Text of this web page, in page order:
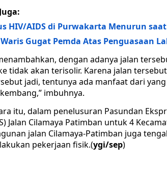
HIV/AIDS di Purwakarta Menurun
Gugat Pemda Atas Penguasaan
dengan adanya jalan
tidak akan terisolir. Karena jalan
jadi, tentunya ada manfaat dari
imbuhnya.
itu, dalam penelusuran Pasundan
Jalan Cilamaya Patimban untuk 4
jalan Cilamaya-Patimban juga
pekerjaan fisik.(ygi/sep)